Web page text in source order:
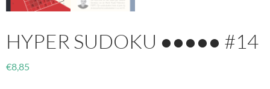
HYPER SUDOKU ●●●●● #14
€8,85